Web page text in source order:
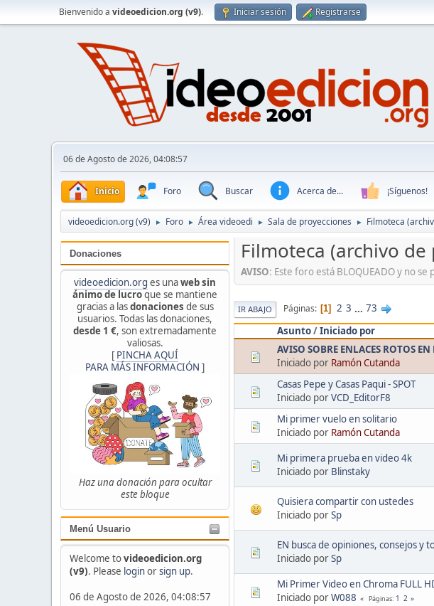
Bienvenido a videoedicion.org (v9). Iniciar sesión Registrarse
06 de Agosto de 2026, 04:08:57
Inicio Foro Buscar Acerca de... ¡Síguenos!
videoedicion.org (v9) ► Foro ► Área videoedi ► Sala de proyecciones ► Filmoteca
Donaciones
videoedicion.org es unaweb sin
ánimo de lucroque se mantiene
gracias a lasdonaciones de sus
usuarios. Todas las donaciones,
desde 1 €, son extremadamente
valiosas.
[ PINCHA AQUÍ
PARA MÁS INFORMACIÓN ]
Haz una donación para ocultar
este bloque
Menú Usuario
Welcome tovideoedicion.org
(v9). Please loginorsign up.
06 de Agosto de 2026, 04:08:57
Filmoteca (archivo
AVISO: Este foro está BLOQUEADO y no
IR ABAJO Páginas 1 2 3 ... 73
Asunto/Iniciado por
AVISO SOBRE ENLACES ROTOS EN
Iniciado por Ramón Cutanda
Casas Pepe y Casas Paqui - SPOT
Iniciado porVCD_EditorF8
Mi primer vuelo en solitario
Iniciado por Ramón Cutanda
Mi primera prueba en video 4k
Iniciado por Blinstaky
Quisiera compartir con ustedes
Iniciado porSp
EN busca de opiniones, consejos y
Iniciado porSp
Mi Primer Video en Chroma FULL
Iniciado porW088 Páginas 1 2